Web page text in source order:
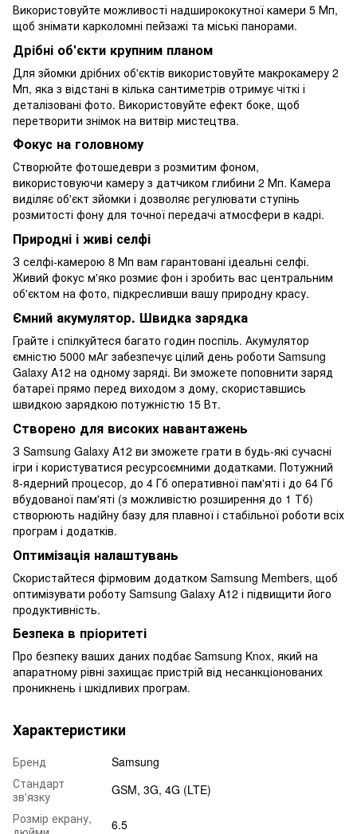
Використовуйте можливості надширококутної камери 5 Мп,
щоб знімати карколомні пейзажі та міські панорами.
Дрібні об'єкти крупним планом
Для зйомки дрібних об'єктів використовуйте макрокамеру 2
Мп, яка з відстані в кілька сантиметрів отримує чіткі і
деталізовані фото. Використовуйте ефект боке, щоб
перетворити знімок на витвір мистецтва.
Фокус на головному
Створюйте фотошедеври з розмитим фоном,
використовуючи камеру з датчиком глибини 2 Мп. Камера
виділяє об'єкт зйомки і дозволяє регулювати ступінь
розмитості фону для точної передачі атмосфери в кадрі.
Природні і живі селфі
З селфі-камерою 8 Мп вам гарантовані ідеальні селфі.
Живий фокус м'яко розмиє фон і зробить вас центральним
об'єктом на фото, підкресливши вашу природну красу.
Ємний акумулятор. Швидка зарядка
Грайте і спілкуйтеся багато годин поспіль. Акумулятор
ємністю 5000 мАг забезпечує цілий день роботи Samsung
Galaxy A12 на одному заряді. Ви зможете поповнити заряд
батареї прямо перед виходом з дому, скориставшись
швидкою зарядкою потужністю 15 Вт.
Створено для високих навантажень
З Samsung Galaxy A12 ви зможете грати в будь-які сучасні
ігри і користуватися ресурсоємними додатками. Потужний
8-ядерний процесор, до 4 Гб оперативної пам'яті і до 64 Гб
вбудованої пам'яті (з можливістю розширення до 1 Тб)
створюють надійну базу для плавної і стабільної роботи всіх
програм і додатків.
Оптимізація налаштувань
Скористайтеся фірмовим додатком Samsung Members, щоб
оптимізувати роботу Samsung Galaxy A12 і підвищити його
продуктивність.
Безпека в пріоритеті
Про безпеку ваших даних подбає Samsung Knox, який на
апаратному рівні захищає пристрій від несанкціонованих
проникнень і шкідливих програм.
Характеристики
Бренд
Samsung
Стандарт
зв'язку
GSM, 3G, 4G (LTE)
Розмір екрану,
6.5